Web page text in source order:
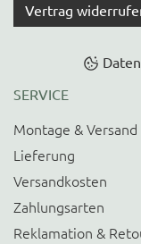
Vertrag
SERVICE
Montage & Versand
Lieferung
Versandkosten
Zahlungsarten
Reklamation &